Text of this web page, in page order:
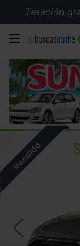
Tasación
MENÚ